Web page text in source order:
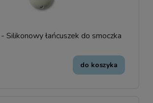
Silikonowy łańcuszek do smoczka
do koszyka